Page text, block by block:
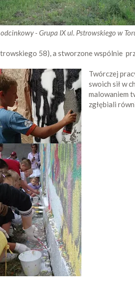
- Grupa IX ul. Pstrowskiego w
58), a stworzone wspólnie
Twórczej
swoich sił w
malowaniem
zgłębiali